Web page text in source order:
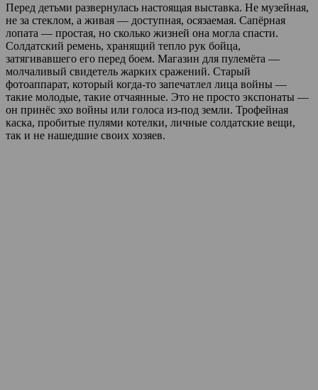
Перед детьми развернулась настоящая выставка. Не музейная,
не за стеклом, а живая — доступная, осязаемая. Сапёрная
лопата — простая, но сколько жизней она могла спасти.
Солдатский ремень, хранящий тепло рук бойца,
затягивавшего его перед боем. Магазин для пулемёта —
молчаливый свидетель жарких сражений. Старый
фотоаппарат, который когда-то запечатлел лица войны —
такие молодые, такие отчаянные. Это не просто экспонаты —
он принёс эхо войны или голоса из-под земли. Трофейная
каска, пробитые пулями котелки, личные солдатские вещи,
так и не нашедшие своих хозяев.